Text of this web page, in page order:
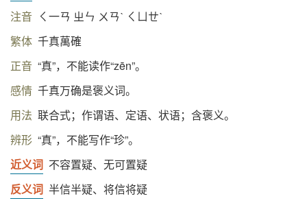
注音 ㄑ一ㄢ ㄓㄣ ㄨㄢˋ ㄑㄩㄝˋ
繁体 千真萬確
正音 “真”，不能读作“zēn”。
感情 千真万确是褒义词。
用法 联合式；作谓语、定语、状语；含褒义。
辨形 “真”，不能写作“珍”。
近义词 不容置疑、无可置疑
反义词 半信半疑、将信将疑